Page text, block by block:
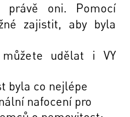
oni. Pomocí
zajistit, aby byla
udělat i VY
byla co nejlépe
nafocení pro